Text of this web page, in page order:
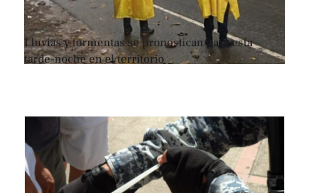
Lluvias y tormentas se pronostican para esta
tarde-noche en el territorio